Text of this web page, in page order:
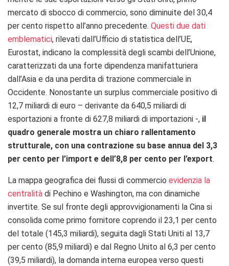
mercato di sbocco di commercio, sono diminuite del 30,4
per cento rispetto all’anno precedente. Questi due dati
emblematici, rilevati dall’Ufficio di statistica dell’UE,
Eurostat, indicano la complessità degli scambi dell’Unione,
caratterizzati da una forte dipendenza manifatturiera
dall’Asia e da una perdita di trazione commerciale in
Occidente. Nonostante un surplus commerciale positivo di
12,7 miliardi di euro – derivante da 640,5 miliardi di
esportazioni a fronte di 627,8 miliardi di importazioni -, il
quadro generale mostra un chiaro rallentamento
strutturale, con una contrazione su base annua del 3,3
per cento per l’import e dell’8,8 per cento per l’export.
La mappa geografica dei flussi di commercio evidenzia la
centralità di Pechino e Washington, ma con dinamiche
invertite. Se sul fronte degli approvvigionamenti la Cina si
consolida come primo fornitore coprendo il 23,1 per cento
del totale (145,3 miliardi), seguita dagli Stati Uniti al 13,7
per cento (85,9 miliardi) e dal Regno Unito al 6,3 per cento
(39,5 miliardi), la domanda interna europea verso questi